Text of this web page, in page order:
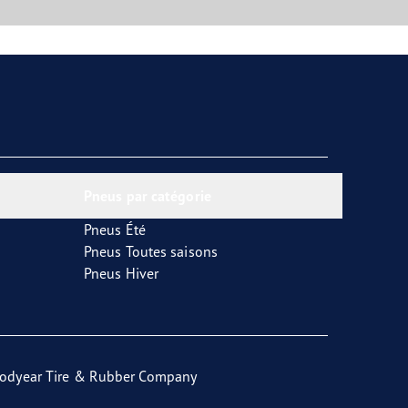
Pneus Été
Pneus Toutes saisons
Pneus Hiver
Tire & Rubber Company